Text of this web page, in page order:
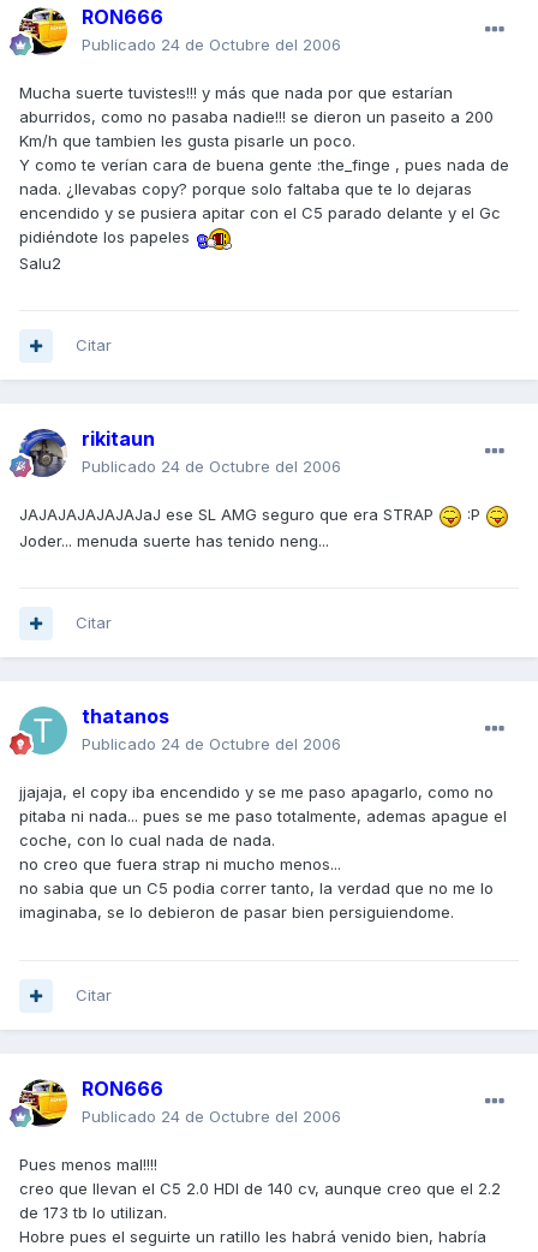
RON666
Publicado 24 de Octubre del 2006
Mucha suerte tuvistes!!! y más que nada por que estarían
aburridos, como no pasaba nadie!!! se dieron un paseito a 200
Km/h que tambien les gusta pisarle un poco.
Y como te verían cara de buena gente :the_finge , pues nada de
nada. ¿llevabas copy? porque solo faltaba que te lo dejaras
encendido y se pusiera apitar con el C5 parado delante y el Gc
pidiéndote los papeles
Salu2
Citar
rikitaun
Publicado 24 de Octubre del 2006
JAJAJAJAJAJAJaJ ese SL AMG seguro que era STRAP
:P
Joder... menuda suerte has tenido neng...
Citar
thatanos
Publicado 24 de Octubre del 2006
jjajaja, el copy iba encendido y se me paso apagarlo, como no
pitaba ni nada... pues se me paso totalmente, ademas apague el
coche, con lo cual nada de nada.
no creo que fuera strap ni mucho menos...
no sabia que un C5 podia correr tanto, la verdad que no me lo
imaginaba, se lo debieron de pasar bien persiguiendome.
Citar
RON666
Publicado 24 de Octubre del 2006
Pues menos mal!!!!
creo que llevan el C5 2.0 HDI de 140 cv, aunque creo que el 2.2
de 173 tb lo utilizan.
Hobre pues el seguirte un ratillo les habrá venido bien, habría